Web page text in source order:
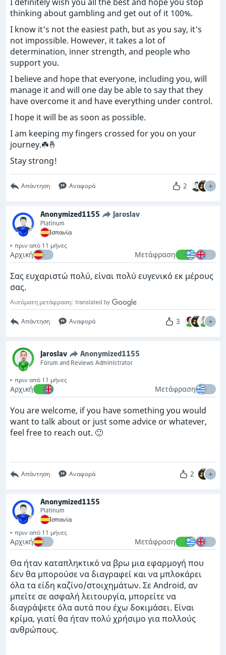
thinking about gambling and get out of it 100%.
I know it's not the easiest path, but as you say, it's
not impossible. However, it takes a lot of
determination, inner strength, and people who
support you.
I believe and hope that everyone, including you, will
manage it and will one day be able to say that they
have overcome it and have everything under control.
I hope it will be as soon as possible.
I am keeping my fingers crossed for you on your
journey.☘️🤞
Stay strong!
Απάντηση Αναφορά 2
Anonymized1155 Jaroslav
Platinum
Ισπανία
πριν από 11 μήνες
Αρχική Μετάφραση
Σας ευχαριστώ πολύ, είναι πολύ ευγενικό εκ μέρους
σας.
Αυτόματη μετάφραση:
Απάντηση Αναφορά 3
Jaroslav Anonymized1155
Forum and Reviews Administrator
πριν από 11 μήνες
Αρχική Μετάφραση
You are welcome, if you have something you would
want to talk about or just some advice or whatever,
feel free to reach out. 🙂
Απάντηση Αναφορά 2
Anonymized1155
Platinum
Ισπανία
πριν από 11 μήνες
Αρχική Μετάφραση
Θα ήταν καταπληκτικό να βρω μια εφαρμογή που
δεν θα μπορούσε να διαγραφεί και να μπλοκάρει
όλα τα είδη καζίνο/στοιχημάτων. Σε Android, αν
μπείτε σε ασφαλή λειτουργία, μπορείτε να
διαγράψετε όλα αυτά που έχω δοκιμάσει. Είναι
κρίμα, γιατί θα ήταν πολύ χρήσιμο για πολλούς
ανθρώπους.